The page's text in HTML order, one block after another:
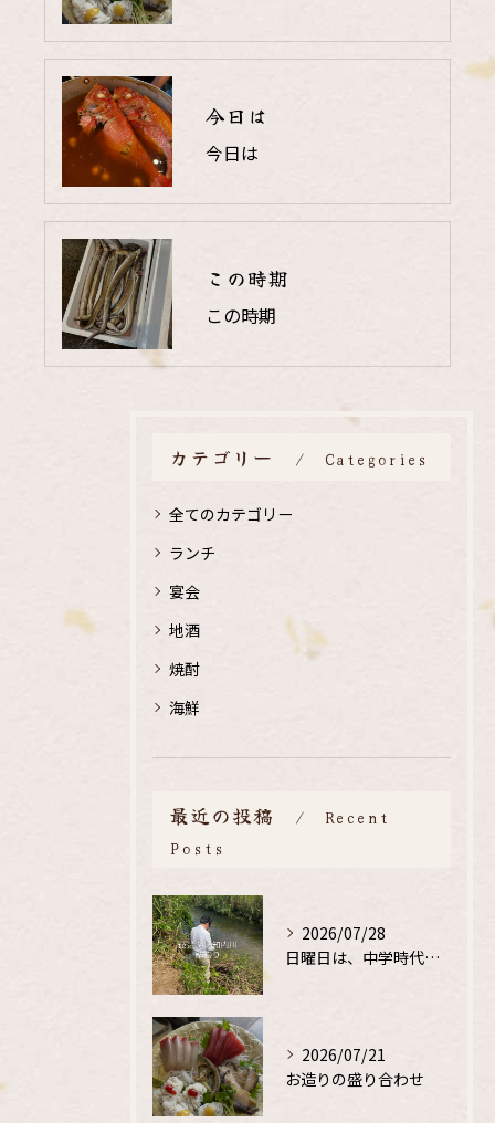
今日は
今日は
この時期
この時期
カテゴリー Categories
全てのカテゴリー
ランチ
宴会
地酒
焼酎
海鮮
最近の投稿
Recent
Posts
2026/07/28
日曜日は、中学時代の、同級生と鮎釣り
2026/07/21
お造りの盛り合わせ